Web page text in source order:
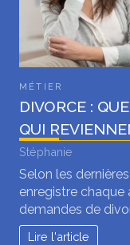
MÉTIER
DIVORCE :
QUI
Stéphanie
Selon les
enregistre chaque
demandes de
Lire l'article